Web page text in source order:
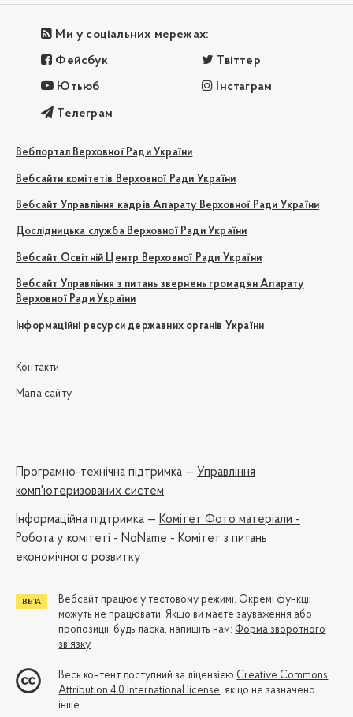
Ми у соціальних мережах:
Фейсбук Твіттер
Ютьюб Інстаграм
Телеграм
Вебпортал Верховної Ради України
Вебсайти комітетів Верховної Ради України
Вебсайт Управління кадрів Апарату Верховної Ради України
Дослідницька служба Верховної Ради України
Вебсайт Освітній Центр Верховної Ради України
Вебсайт Управління з питань звернень громадян Апарату
Верховної Ради України
Інформаційні ресурси державних органів України
Контакти
Мапа сайту
Програмно-технічна підтримка — Управління
комп'ютеризованих систем
Iнформаційна підтримка — Комітет Фото матеріали -
Робота у комітеті - NoName - Комітет з питань
економічного розвитку
Вебсайт працює у тестовому режимі. Окремі функції
можуть не працювати. Якщо ви маєте зауваження або
пропозиції, будь ласка, напишіть нам: Форма зворотного
зв'язку
Весь контент доступний за ліцензією Creative Commons
Attribution 4.0 International license, якщо не зазначено
інше